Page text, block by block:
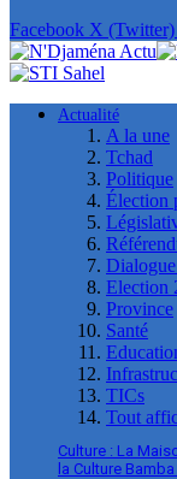
Facebook X (Twitter)
Actualité
A la une
Tchad
Politique
Élection
Election
Province
Santé
TICs
Tout
Culture : La
la Culture